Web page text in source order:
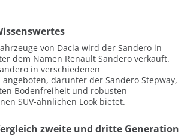
von Dacia wird der Sandero in
dem Namen Renault Sandero verkauft.
in verschiedenen
darunter der Sandero Stepway,
Bodenfreiheit und robusten
SUV-ähnlichen Look bietet.
zweite und dritte Generation